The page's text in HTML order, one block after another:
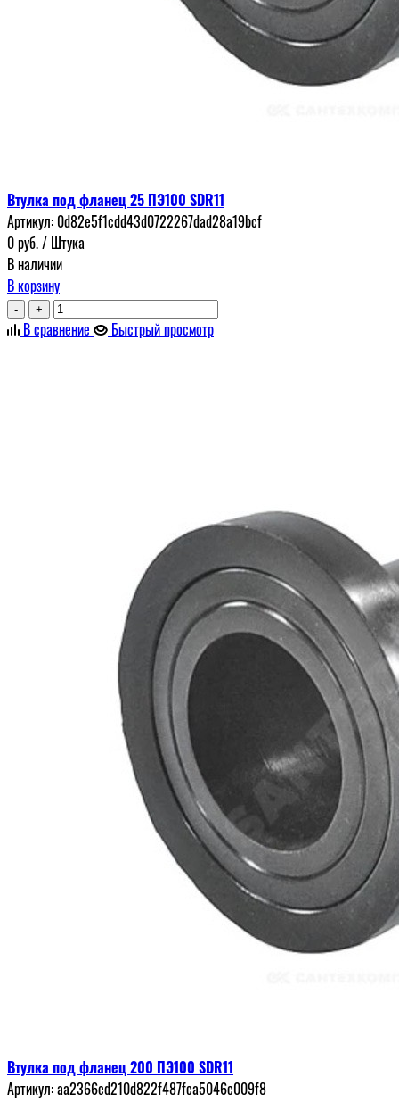
Втулка под фланец 25 ПЭ100 SDR11
Артикул: 0d82e5f1cdd43d0722267dad28a19bcf
0руб./ Штука
В наличии
В корзину
- +
В сравнение Быстрый просмотр
Втулка под фланец 200 ПЭ100 SDR11
Артикул:aa2366ed210d822f487fca5046c009f8